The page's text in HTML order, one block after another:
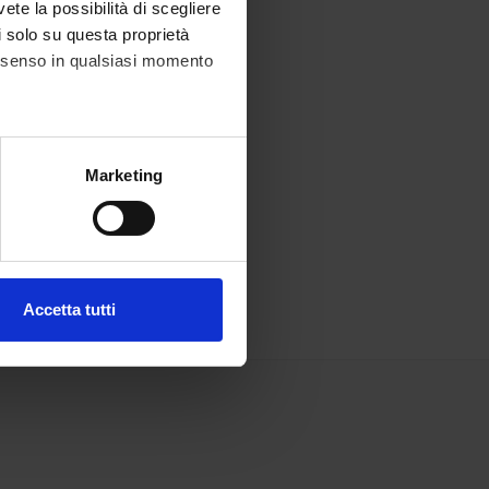
la possibilità di scegliere
su questa proprietà
in qualsiasi momento
metro,Marketing
Accetta tutti